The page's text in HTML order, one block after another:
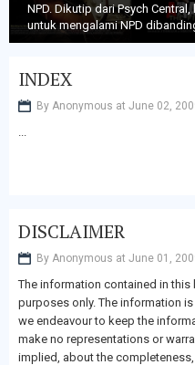
NPD. Dikutip dari Psych
untuk mengalami NPD
INDEX
By Anonymous at June 02,
DISCLAIMER
By Anonymous at June 01,
The information contained in
purposes only. The information
we endeavour to keep the
make no representations or
implied, about the